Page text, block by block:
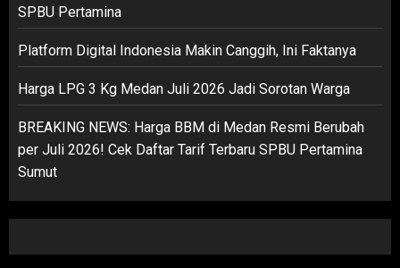
SPBU Pertamina
Platform Digital Indonesia Makin Canggih, Ini Faktanya
Harga LPG 3 Kg Medan Juli 2026 Jadi Sorotan Warga
BREAKING NEWS: Harga BBM di Medan Resmi Berubah
per Juli 2026! Cek Daftar Tarif Terbaru SPBU Pertamina
Sumut